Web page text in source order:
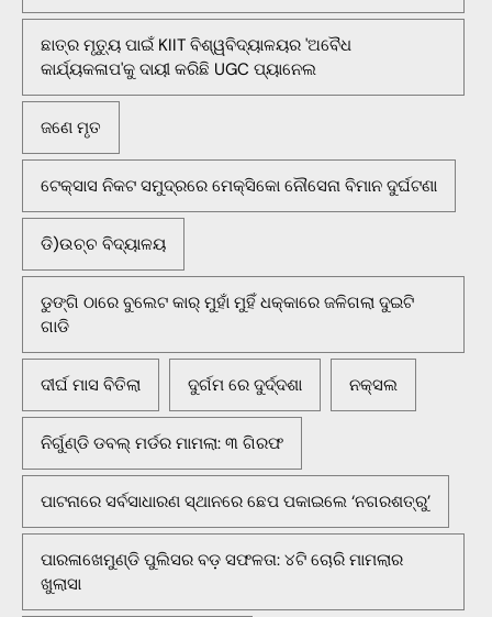
ଛାତ୍ର ମୃତ୍ୟୁ ପାଇଁ KIIT ବିଶ୍ୱବିଦ୍ୟାଳୟର 'ଅବୈଧ
କାର୍ଯ୍ୟକଳାପ'କୁ ଦାୟୀ କରିଛି UGC ପ୍ୟାନେଲ
ଜଣେ ମୃତ
ଟେକ୍ସାସ ନିକଟ ସମୁଦ୍ରରେ ମେକ୍ସିକୋ ନୌସେନା ବିମାନ ଦୁର୍ଘଟଣା
ଡି)ଉଚ୍ଚ ବିଦ୍ୟାଳୟ
ଡୁଙ୍ଗି ଠାରେ ବୁଲେଟ କାର୍ ମୁହାଁ ମୁହିଁ ଧକ୍କାରେ ଜଳିଗଲା ଦୁଇଟି
ଗାଡି
ଦୀର୍ଘ ମାସ ବିତିଲା ଦୁର୍ଗମ ରେ ଦୁର୍ଦ୍ଦଶା ନକ୍ସଲ
ନିର୍ଗୁଣ୍ଡି ଡବଲ୍ ମର୍ଡର ମାମଲା: ୩ ଗିରଫ
ପାଟନାରେ ସର୍ବସାଧାରଣ ସ୍ଥାନରେ ଛେପ ପକାଇଲେ ‘ନଗରଶତ୍ରୁ’
ପାରଳାଖେମୁଣ୍ଡି ପୁଲିସର ବଡ଼ ସଫଳତା: ୪ଟି ଚୋରି ମାମଲାର
ଖୁଲାସା